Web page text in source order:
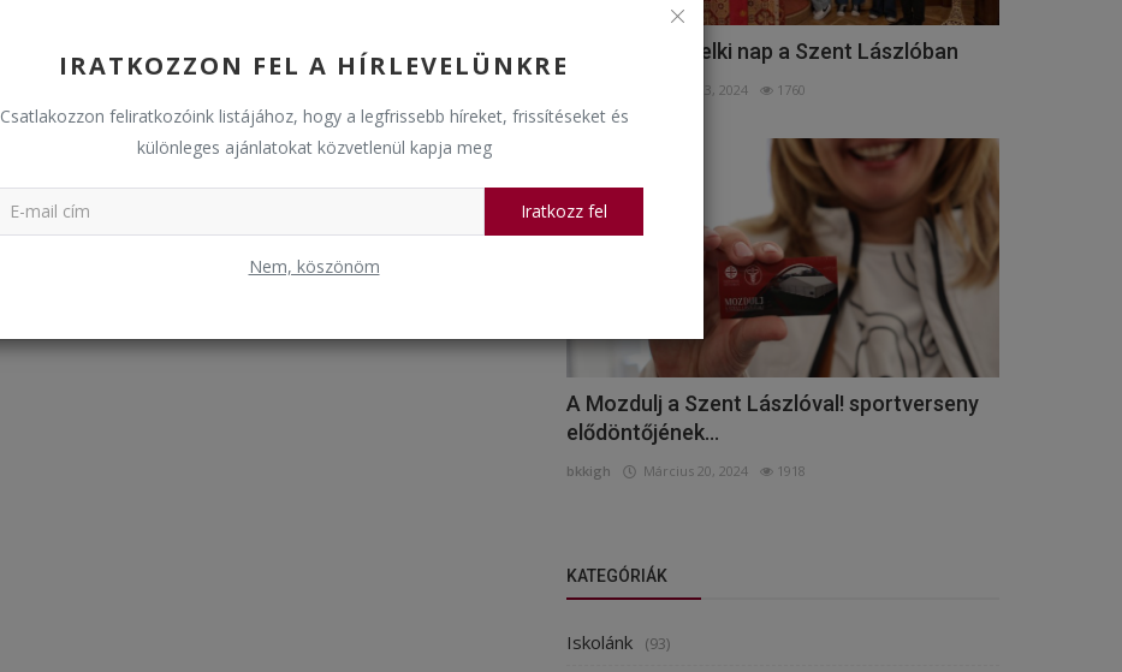
IRATKOZZON FEL A HÍRLEVELÜNKRE
Csatlakozzon feliratkozóink listájához, hogy a legfrissebb híreket, frissítéseket és
különleges ajánlatokat közvetlenül kapja meg
Iratkozz fel
Nem, köszönöm
Húsvét előtti lelki nap a Szent Lászlóban
Március 23, 2024 1760
A Mozdulj a Szent Lászlóval! sportverseny
elődöntőjének...
bkkigh Március 20, 2024 1918
KATEGÓRIÁK
Iskolánk (93)